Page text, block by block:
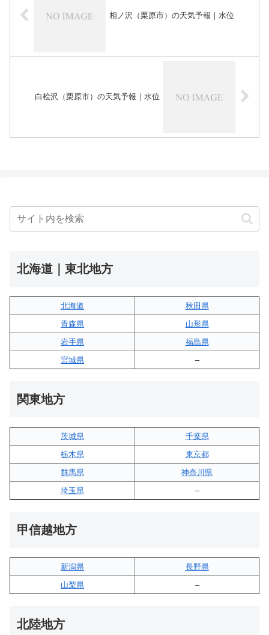
相ノ沢（栗原市）の天気予報｜水位
白桧沢（栗原市）の天気予報｜水位
北海道｜東北地方
北海道
秋田県
青森県
山形県
岩手県
福島県
宮城県
–
関東地方
茨城県
千葉県
栃木県
東京都
群馬県
神奈川県
埼玉県
–
甲信越地方
新潟県
長野県
山梨県
–
北陸地方